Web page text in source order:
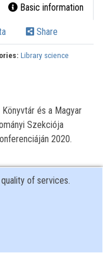
Basic information
Share
Library science
és a Magyar
Szekciója
2020.
of services.